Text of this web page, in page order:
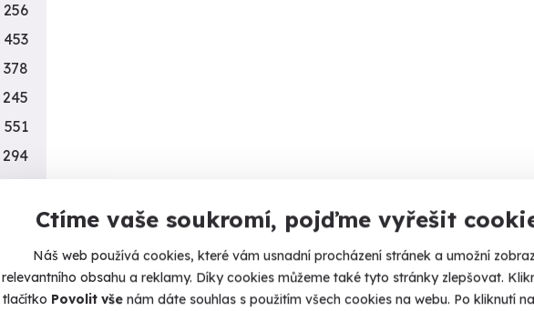
Ctíme vaše soukromí, pojďme vyřešit
Náš web používá cookies, které vám usnadní procházení stránek a umožní
relevantního obsahu a reklamy. Díky cookies můžeme také tyto stránky zlepšovat.
tlačítko Povolit vše nám dáte souhlas s použitím všech cookies na webu. Po kliknutí
256
453
378
245
551
294
450
4
196